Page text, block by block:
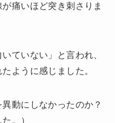
痛いほど突き刺さりま
ていない」と言われ、
ように感じました。
動にしなかったのか？
。）